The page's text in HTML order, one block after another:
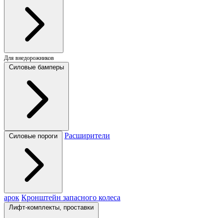
Для внедорожников
Силовые бамперы
Силовые пороги Расширители
арок Кронштейн запасного колеса
Лифт-комплекты, проставки